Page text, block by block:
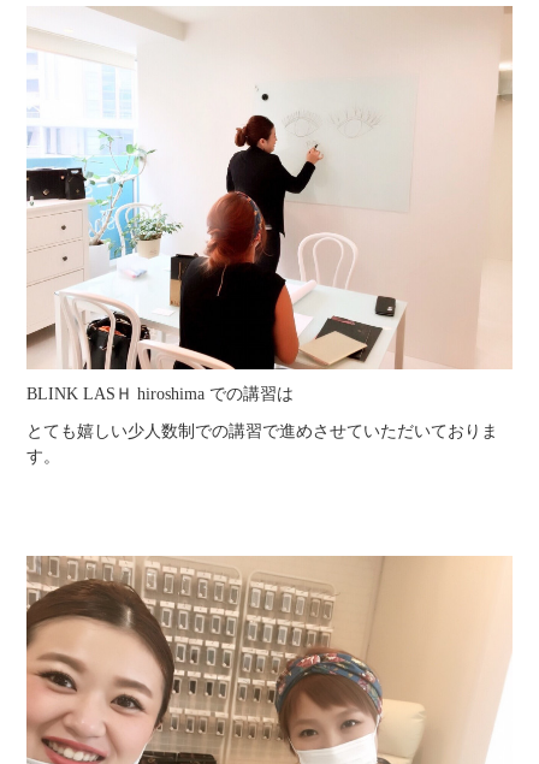
BLINK LASＨ hiroshima での講習は
とても嬉しい少人数制での講習で進めさせていただいておりま
す。